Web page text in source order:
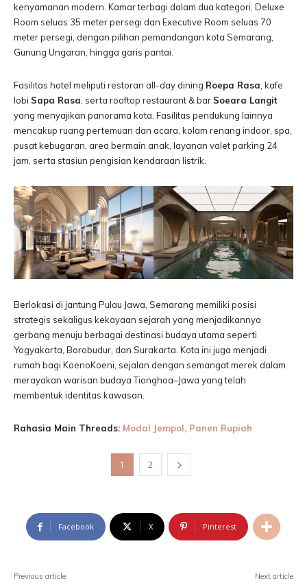
kenyamanan modern. Kamar terbagi dalam dua kategori, Deluxe
Room seluas 35 meter persegi dan Executive Room seluas 70
meter persegi, dengan pilihan pemandangan kota Semarang,
Gunung Ungaran, hingga garis pantai.
Fasilitas hotel meliputi restoran all-day dining Roepa Rasa , kafe
lobi Sapa Rasa , serta rooftop restaurant & bar Soeara Langit
yang menyajikan panorama kota. Fasilitas pendukung lainnya
mencakup ruang pertemuan dan acara, kolam renang indoor, spa,
pusat kebugaran, area bermain anak, layanan valet parking 24
jam, serta stasiun pengisian kendaraan listrik.
Berlokasi di jantung Pulau Jawa, Semarang memiliki posisi
strategis sekaligus kekayaan sejarah yang menjadikannya
gerbang menuju berbagai destinasi budaya utama seperti
Yogyakarta, Borobudur, dan Surakarta. Kota ini juga menjadi
rumah bagi KoenoKoeni, sejalan dengan semangat merek dalam
merayakan warisan budaya Tionghoa–Jawa yang telah
membentuk identitas kawasan.
Rahasia Main Threads: Modal Jempol, Panen Rupiah
1 2
Facebook X Pinterest
Previous article Next article